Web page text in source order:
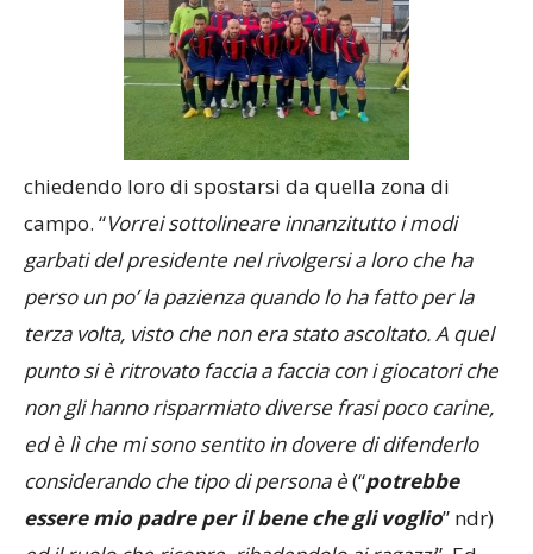
chiedendo loro di spostarsi da quella zona di
campo. “Vorrei sottolineare innanzitutto i modi
garbati del presidente nel rivolgersi a loro che ha
perso un po’ la pazienza quando lo ha fatto per la
terza volta, visto che non era stato ascoltato. A quel
punto si è ritrovato faccia a faccia con i giocatori che
non gli hanno risparmiato diverse frasi poco carine,
ed è lì che mi sono sentito in dovere di difenderlo
considerando che tipo di persona è(“potrebbe
essere mio padre per il bene che gli voglio” ndr)